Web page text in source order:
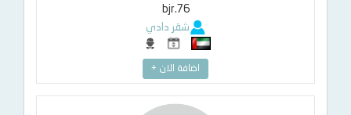
bjr.76
شقر دادي
اضافة الان +